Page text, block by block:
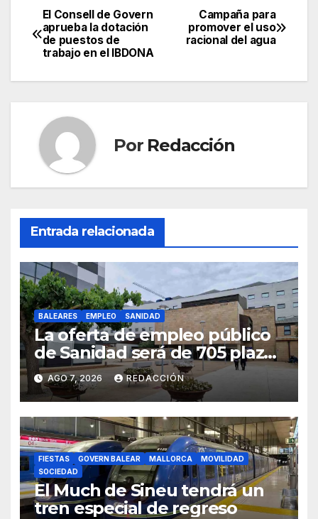
c
e
b
o
o
k
itt
er
ail at
s
A
p
gr
m
m
p
tir
Navegación
de
entradas
Campaña para
promover el uso
racional del agua
El Consell de Govern
aprueba la dotación
de puestos de
trabajo en el IBDONA
Por Redacción
Entrada relacionada
BALEARES EMPLEO SANIDAD
La oferta de empleo público
de Sanidad será de 705 plazas
en 2026
AGO 7, 2026 REDACCIÓN
FIESTAS GOVERN BALEAR MALLORCA
MOVILIDAD
SOCIEDAD
El Much de Sineu tendrá un
tren especial de regreso